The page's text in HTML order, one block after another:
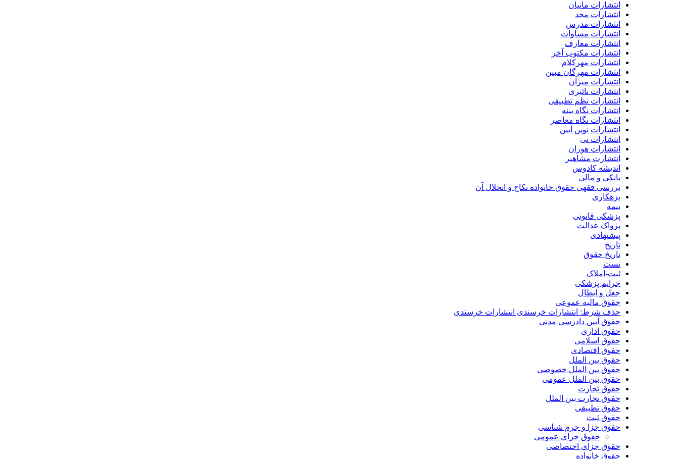
انتشارات مانیان
انتشارات مجد
انتشارات مدرس
انتشارات مساوات
انتشارات معارف
انتشارات مکتوب آخر
انتشارات مهرکلام
انتشارات مهرگان مبین
انتشارات میزان
انتشارات نائیری
انتشارات نظم تطبیقی
انتشارات نگاه بینه
انتشارات نگاه معاصر
انتشارات نوین آیین
انتشارات نی
انتشارات هوران
انتشارت مشاهیر
اندیشه کادوس
بانکی و مالی
بررسی فقهی حقوق خانواده نکاح و انحلال آن
بزهکاری
بیمه
پزشکی قانونی
پژواک عدالت
پیشنهادی
تاریخ
تاریخ حقوق
تست
ثبت-املاک
جرایم پزشکی
جعل و ابطال
جقوق مالیه عموعی
حذف شرط: انتشارات خرسندی انتشارات خرسندی
حقوق آیین دادرسی مدنی
حقوق اداری
حقوق اسلامی
حقوق اقتصادی
حقوق بین الملل
حقوق بین الملل خصوصی
حقوق بین الملل عمومی
حقوق تجارت
حقوق تجارت بین الملل
حقوق تطبیقی
حقوق ثبت
حقوق جزا و جرم شناسی
حقوق جزای عمومی
حقوق جزای اختصاصی
حقوق خانواده